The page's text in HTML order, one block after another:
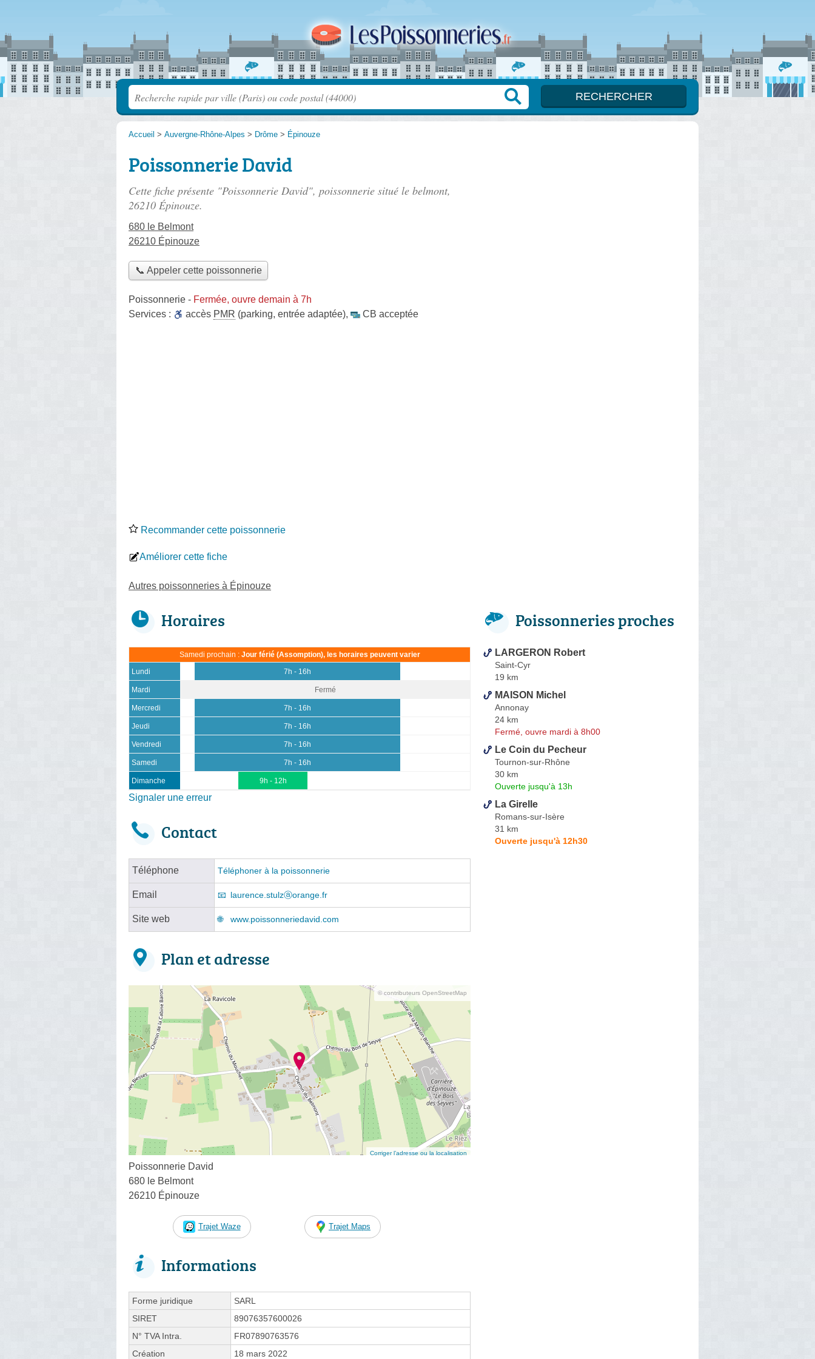
Accueil > Auvergne-Rhône-Alpes > Drôme > Épinouze
Poissonnerie David
Cette fiche présente "Poissonnerie David", poissonnerie situé le belmont,
26210 Épinouze.
680 le Belmont
26210 Épinouze
📞 Appeler cette poissonnerie
Poissonnerie - Fermée, ouvre demain à 7h
Services :
accès PMR (parking, entrée adaptée), CB acceptée
Recommander cette poissonnerie
Améliorer cette fiche
Autres poissonneries à Épinouze
Horaires
Samedi prochain : Jour férié (Assomption), les horaires peuvent varier
Lundi 7h - 16h
Mardi Fermé
Mercredi 7h - 16h
Jeudi 7h - 16h
Vendredi 7h - 16h
Samedi 7h - 16h
Dimanche 9h - 12h
Signaler une erreur
Contact
Téléphone Téléphoner à la poissonnerie
Email laurence.stulzⓐorange.fr
Site web www.poissonneriedavid.com
Plan et adresse
© contributeurs OpenStreetMap
Corriger l’adresse ou la localisation
Poissonnerie David
680 le Belmont
26210 Épinouze
Trajet Waze Trajet Maps
Informations
Forme juridique
SARL
SIRET
89076357600026
N° TVA Intra.
FR07890763576
Création
18 mars 2022
Poissonneries proches
LARGERON Robert
Saint-Cyr
19 km
MAISON Michel
Annonay
24 km
Fermé, ouvre mardi à 8h00
Le Coin du Pecheur
Tournon-sur-Rhône
30 km
Ouverte jusqu'à 13h
La Girelle
Romans-sur-Isère
31 km
Ouverte jusqu'à 12h30